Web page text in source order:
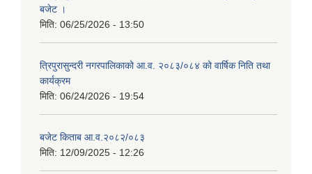
बजेट ।
मिति: 06/25/2026 - 13:50
त्रिपुरासुन्दरी नगरपालिकाको आ.व. २०८३/०८४ को वार्षिक निति तथा
कार्यक्रम
मिति: 06/24/2026 - 19:54
बजेट किताब आ.व.२०८२/०८३
मिति: 12/09/2025 - 12:26